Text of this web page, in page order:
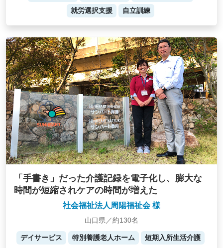
就労選択支援
自立訓練
「手書き」だった介護記録を電子化し、膨大な
時間が短縮されケアの時間が増えた
社会福祉法人周陽福祉会 様
山口県／約130名
デイサービス 特別養護老人ホーム 短期入所生活介護